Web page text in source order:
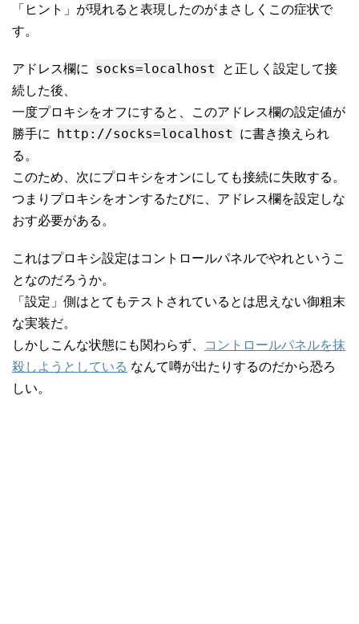
「ヒント」が現れると表現したのがまさしくこの症状で
す。
アドレス欄に socks=localhost
と正しく設定して接
続した後、
一度プロキシをオフにすると、このアドレス欄の設定値が
勝手に
http://socks=localhost
に書き換えられ
る。
このため、次にプロキシをオンにしても接続に失敗する。
つまりプロキシをオンするたびに、アドレス欄を設定しな
おす必要がある。
これはプロキシ設定はコントロールパネルでやれというこ
となのだろうか。
「設定」側はとてもテストされているとは思えない御粗末
な実装だ。
しかしこんな状態にも関わらず、
コントロールパネルを抹
殺しようとしている なんて噂が出たりするのだから恐ろ
しい。